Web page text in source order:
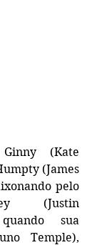
(Kate
(James
pelo
(Justin
sua
Temple),